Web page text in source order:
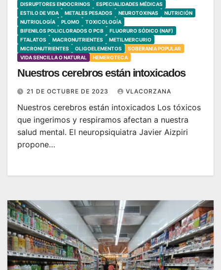
DISRUPTORES ENDOCRINOS
ESPECIALIDADES MÉDICAS
ESTILO DE VIDA
METALES PESADOS NEUROTOXINAS
NUTRICIÓN
NUTRIOLOGÍA
PLOMO
TOXICOLOGÍA
BIFENILOS POLICLORADOS O PCB
FLUORURO SÓDICO (NAF)
FTALATOS
MACRONUTRIENTES
METILMERCURIO
MICRONUTRIENTES
OLIGOELEMENTOS
SOBERANÍA POPULAR
VIDA SENCILLA O NATURAL
HEMEROTECA
Nuestros cerebros están intoxicados
21 DE OCTUBRE DE 2023 VLACORZANA
Nuestros cerebros están intoxicados Los tóxicos
que ingerimos y respiramos afectan a nuestra
salud mental. El neuropsiquiatra Javier Aizpiri
propone…